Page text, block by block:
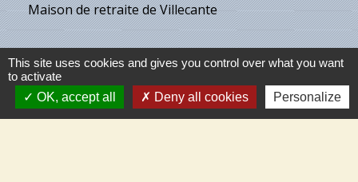
Maison de retraite de Villecante
Partenaires
C.C.T.V.L.
This site uses cookies and gives you control over what you want
to activate
OK, accept all
Deny all cookies Personalize